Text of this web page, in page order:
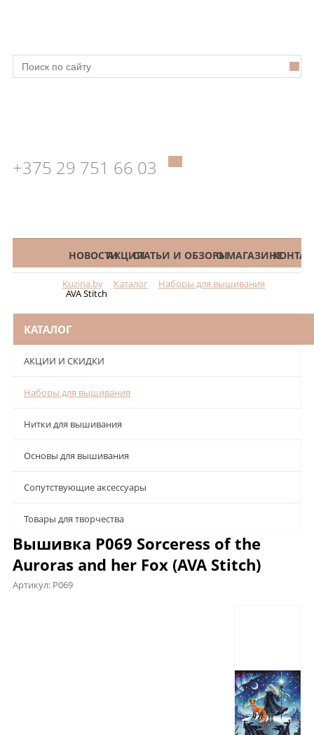
+375 29 751 66 03
КАТАЛОГНОВОСТИАКЦИИСТАТЬИ И ОБЗОРЫО МАГАЗИНЕ
Kuzina.by Каталог Наборы для вышивания
AVA Stitch
КАТАЛОГ
АКЦИИ И СКИДКИ
Наборы для вышивания
Нитки для вышивания
Основы для вышивания
Сопутствующие аксессуары
Товары для творчества
Вышивка P069 Sorceress of the
Auroras and her Fox (AVA Stitch)
Артикул: P069